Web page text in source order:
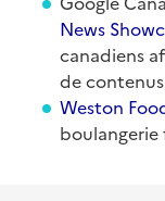
News
canadiens
de
Weston
boulangerie